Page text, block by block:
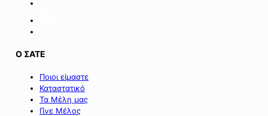
Ο ΣΑΤΕ
Ποιοι είμαστε
Καταστατικό
Τα Μέλη μας
Γίνε Μέλος